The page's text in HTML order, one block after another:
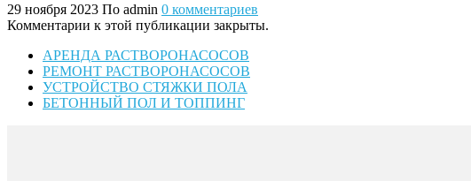
29 ноября 2023 По admin 0 комментариев
Комментарии к этой публикации закрыты.
АРЕНДА РАСТВОРОНАСОСОВ
РЕМОНТ РАСТВОРОНАСОСОВ
УСТРОЙСТВО СТЯЖКИ ПОЛА
БЕТОННЫЙ ПОЛ И ТОППИНГ